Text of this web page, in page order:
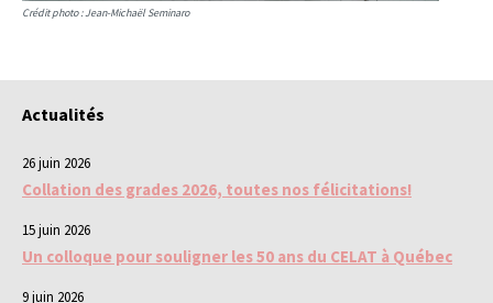
Crédit photo : Jean-Michaël Seminaro
Actualités
26 juin 2026
Collation des grades 2026, toutes nos félicitations!
15 juin 2026
Un colloque pour souligner les 50 ans du CELAT à Québec
9 juin 2026